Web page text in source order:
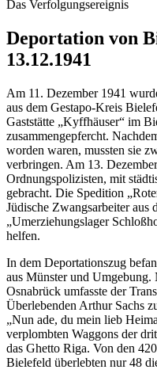
Das Verfolgungsereignis
Deportation von
13.12.1941
Am 11. Dezember 1941
aus dem Gestapo-Kreis
Gaststätte „Kyffhäuser“ im
zusammengepfercht.
worden waren, mussten sie
verbringen. Am 13.
Ordnungspolizisten, mit
gebracht. Die Spedition
Jüdische Zwangsarbeiter aus
„Umerziehungslager
helfen.
In dem Deportationszug
aus Münster und
Osnabrück umfasste der
Überlebenden Arthur Sachs
„Nun ade, du mein lieb
verplombten Waggons der
das Ghetto Riga. Von den
Bielefeld überlebten nur 48